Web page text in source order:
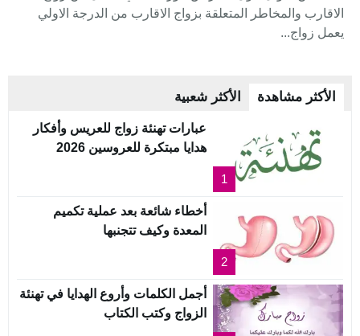
الاقارب والمخاطر المتعلقة بزواج الاقارب من الدرجة الاولي
يعمل زواج...
الأكثر مشاهدة الأكثر شعبية
1
عبارات تهنئة زواج للعريس وأفكار
هدايا مبتكرة للعروسين 2026
2
أخطاء شائعة بعد عملية تكميم
المعدة وكيف تتجنبها
أجمل الكلمات وأروع الهدايا في تهنئة
الزواج وكتب الكتاب